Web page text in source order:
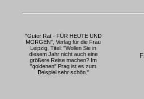
"Guter Rat - FÜR HEUTE UND
MORGEN", Verlag für die Frau
Leipzig, Titel: "Wollen Sie in
diesem Jahr nicht auch eine
größere Reise machen? Im
"goldenen" Prag ist es zum
Beispiel sehr schön."